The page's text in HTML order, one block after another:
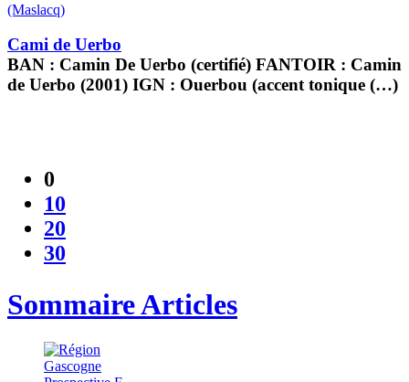
(Maslacq)
Cami de Uerbo
BAN : Camin De Uerbo (certifié) FANTOIR : Camin
de Uerbo (2001) IGN : Ouerbou (accent tonique (…)
0
10
20
30
Sommaire Articles